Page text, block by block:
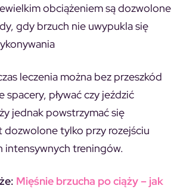
obciążeniem są dozwolone
gdy brzuch nie uwypukla się
leczenia można bez przeszkód
spacery, pływać czy jeździć
jednak powstrzymać się
tylko przy rozejściu
intensywnych treningów.
Mięśnie brzucha po ciąży – jak